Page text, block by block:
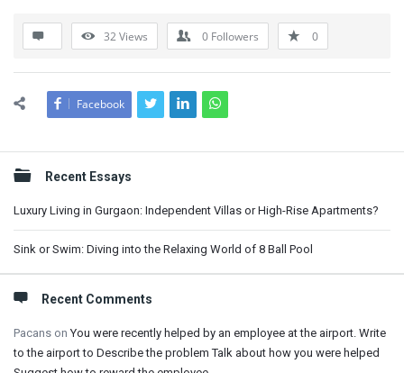
32Views 0 Followers 0
Facebook
Sidebar
Recent Essays
Luxury Living in Gurgaon: Independent Villas or High-Rise Apartments?
Sink or Swim: Diving into the Relaxing World of 8 Ball Pool
Recent Comments
Pacans onYou were recently helped by an employee at the airport. Write
to the airport to Describe the problem Talk about how you were helped